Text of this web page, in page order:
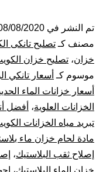
تم النشر في 08/2020
مصنف كـ تصليح تانكى
خزان، تصليح خزان
موسوم كـ أسعار تانكي
أسعار خزانات الماء
الخزانات العلوية، أفضل
تبريد مياه الخزانات
مادة لحام خزان ماء
إصلاح ثقب البلاستيك،